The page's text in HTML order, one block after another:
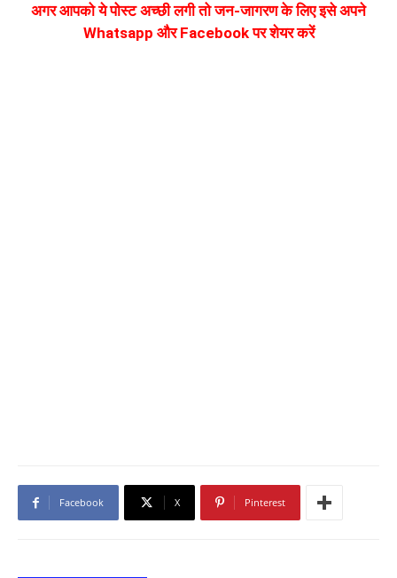
अगर आपको ये पोस्ट अच्छी लगी तो जन-जागरण के लिए इसे अपने
Whatsapp और Facebook पर शेयर करें
Facebook X Pinterest